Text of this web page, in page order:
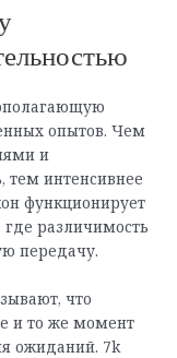
опытов. Чем
и
тем интенсивнее
функционирует
различимость
передачу.
что
и то же момент
ожиданий. 7k